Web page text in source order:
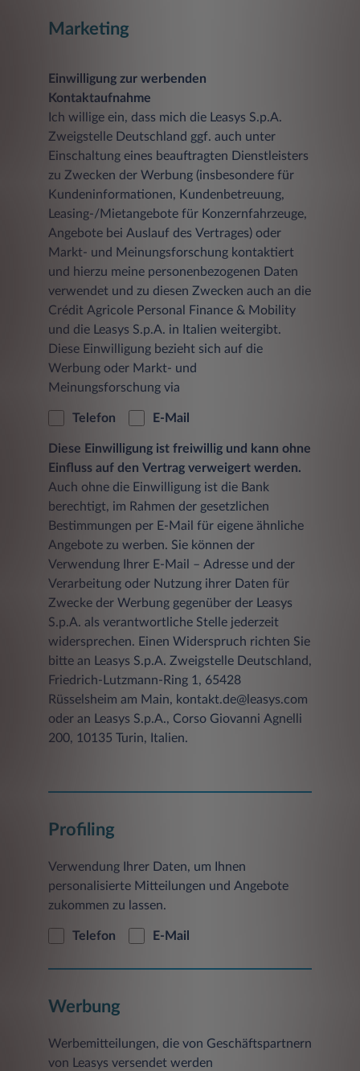
Marketing
Einwilligung zur werbenden
Kontaktaufnahme
Ich willige ein, dass mich die Leasys S.p.A.
Zweigstelle Deutschland ggf. auch unter
Einschaltung eines beauftragten Dienstleisters
zu Zwecken der Werbung (insbesondere für
Kundeninformationen, Kundenbetreuung,
Leasing-/Mietangebote für Konzernfahrzeuge,
Angebote bei Auslauf des Vertrages) oder
Markt- und Meinungsforschung kontaktiert
und hierzu meine personenbezogenen Daten
verwendet und zu diesen Zwecken auch an die
Crédit Agricole Personal Finance & Mobility
und die Leasys S.p.A. in Italien weitergibt.
Diese Einwilligung bezieht sich auf die
Werbung oder Markt- und
Meinungsforschung via
Telefon E-Mail
Diese Einwilligung ist freiwillig und kann ohne
Einfluss auf den Vertrag verweigert werden.
Auch ohne die Einwilligung ist die Bank
berechtigt, im Rahmen der gesetzlichen
Bestimmungen per E-Mail für eigene ähnliche
Angebote zu werben. Sie können der
Verwendung Ihrer E-Mail – Adresse und der
Verarbeitung oder Nutzung ihrer Daten für
Zwecke der Werbung gegenüber der Leasys
S.p.A. als verantwortliche Stelle jederzeit
widersprechen. Einen Widerspruch richten Sie
bitte an Leasys S.p.A. Zweigstelle Deutschland,
Friedrich-Lutzmann-Ring 1, 65428
Rüsselsheim am Main, kontakt.de@leasys.com
oder an Leasys S.p.A., Corso Giovanni Agnelli
200, 10135 Turin, Italien.
Profiling
Verwendung Ihrer Daten, um Ihnen
personalisierte Mitteilungen und Angebote
zukommen zu lassen.
Telefon E-Mail
Werbung
Werbemitteilungen, die von Geschäftspartnern
von Leasys versendet werden